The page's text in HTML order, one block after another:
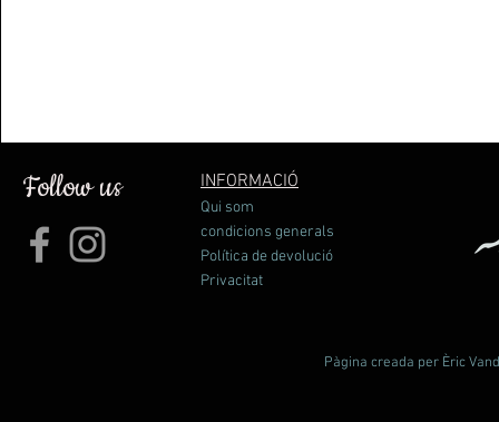
Follow us INFORMACIÓ
Qui som
condicions generals
Política de devolució
Privacitat
Pàgina creada per Èric